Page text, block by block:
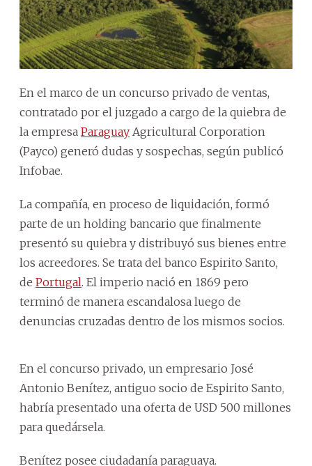
En el marco de un concurso privado de ventas,
contratado por el juzgado a cargo de la quiebra de
la empresa Paraguay Agricultural Corporation
(Payco) generó dudas y sospechas, según publicó
Infobae.
La compañía, en proceso de liquidación, formó
parte de un holding bancario que finalmente
presentó su quiebra y distribuyó sus bienes entre
los acreedores. Se trata del banco Espirito Santo,
de Portugal. El imperio nació en 1869 pero
terminó de manera escandalosa luego de
denuncias cruzadas dentro de los mismos socios.
En el concurso privado, un empresario José
Antonio Benítez, antiguo socio de Espirito Santo,
habría presentado una oferta de USD 500 millones
para quedársela.
Benítez posee ciudadanía paraguaya.